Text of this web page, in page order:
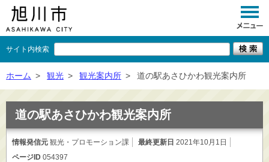
サイト内検索
くらし
観光
事業者向け
ホーム > 観光 > 観光案内所 > 道の駅あさひかわ観光案内所
道の駅あさひかわ観光案内所
情報発信元 観光・プロモーション課 最終更新日 2021年10月1日
ページID 054397